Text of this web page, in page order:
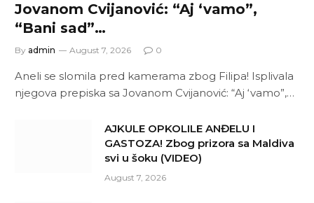
Jovanom Cvijanović: “Aj ‘vamo”,
“Bani sad”…
By admin August 7, 2026 0
Aneli se slomila pred kamerama zbog Filipa! Isplivala
njegova prepiska sa Jovanom Cvijanović: “Aj ‘vamo”,…
AJKULE OPKOLILE ANĐELU I
GASTOZA! Zbog prizora sa Maldiva
svi u šoku (VIDEO)
August 7, 2026